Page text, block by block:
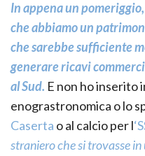
In appena un
che abbiamo un
che sarebbe sufficiente
generare ricavi
al Sud. E non ho inserito
enograstronomica o lo
Caserta o al calcio per l
straniero che si trovasse